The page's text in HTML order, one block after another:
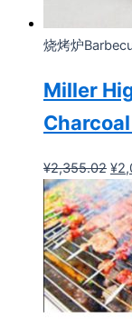
烧烤炉
Miller
¥2,355.02 原
价
为
¥